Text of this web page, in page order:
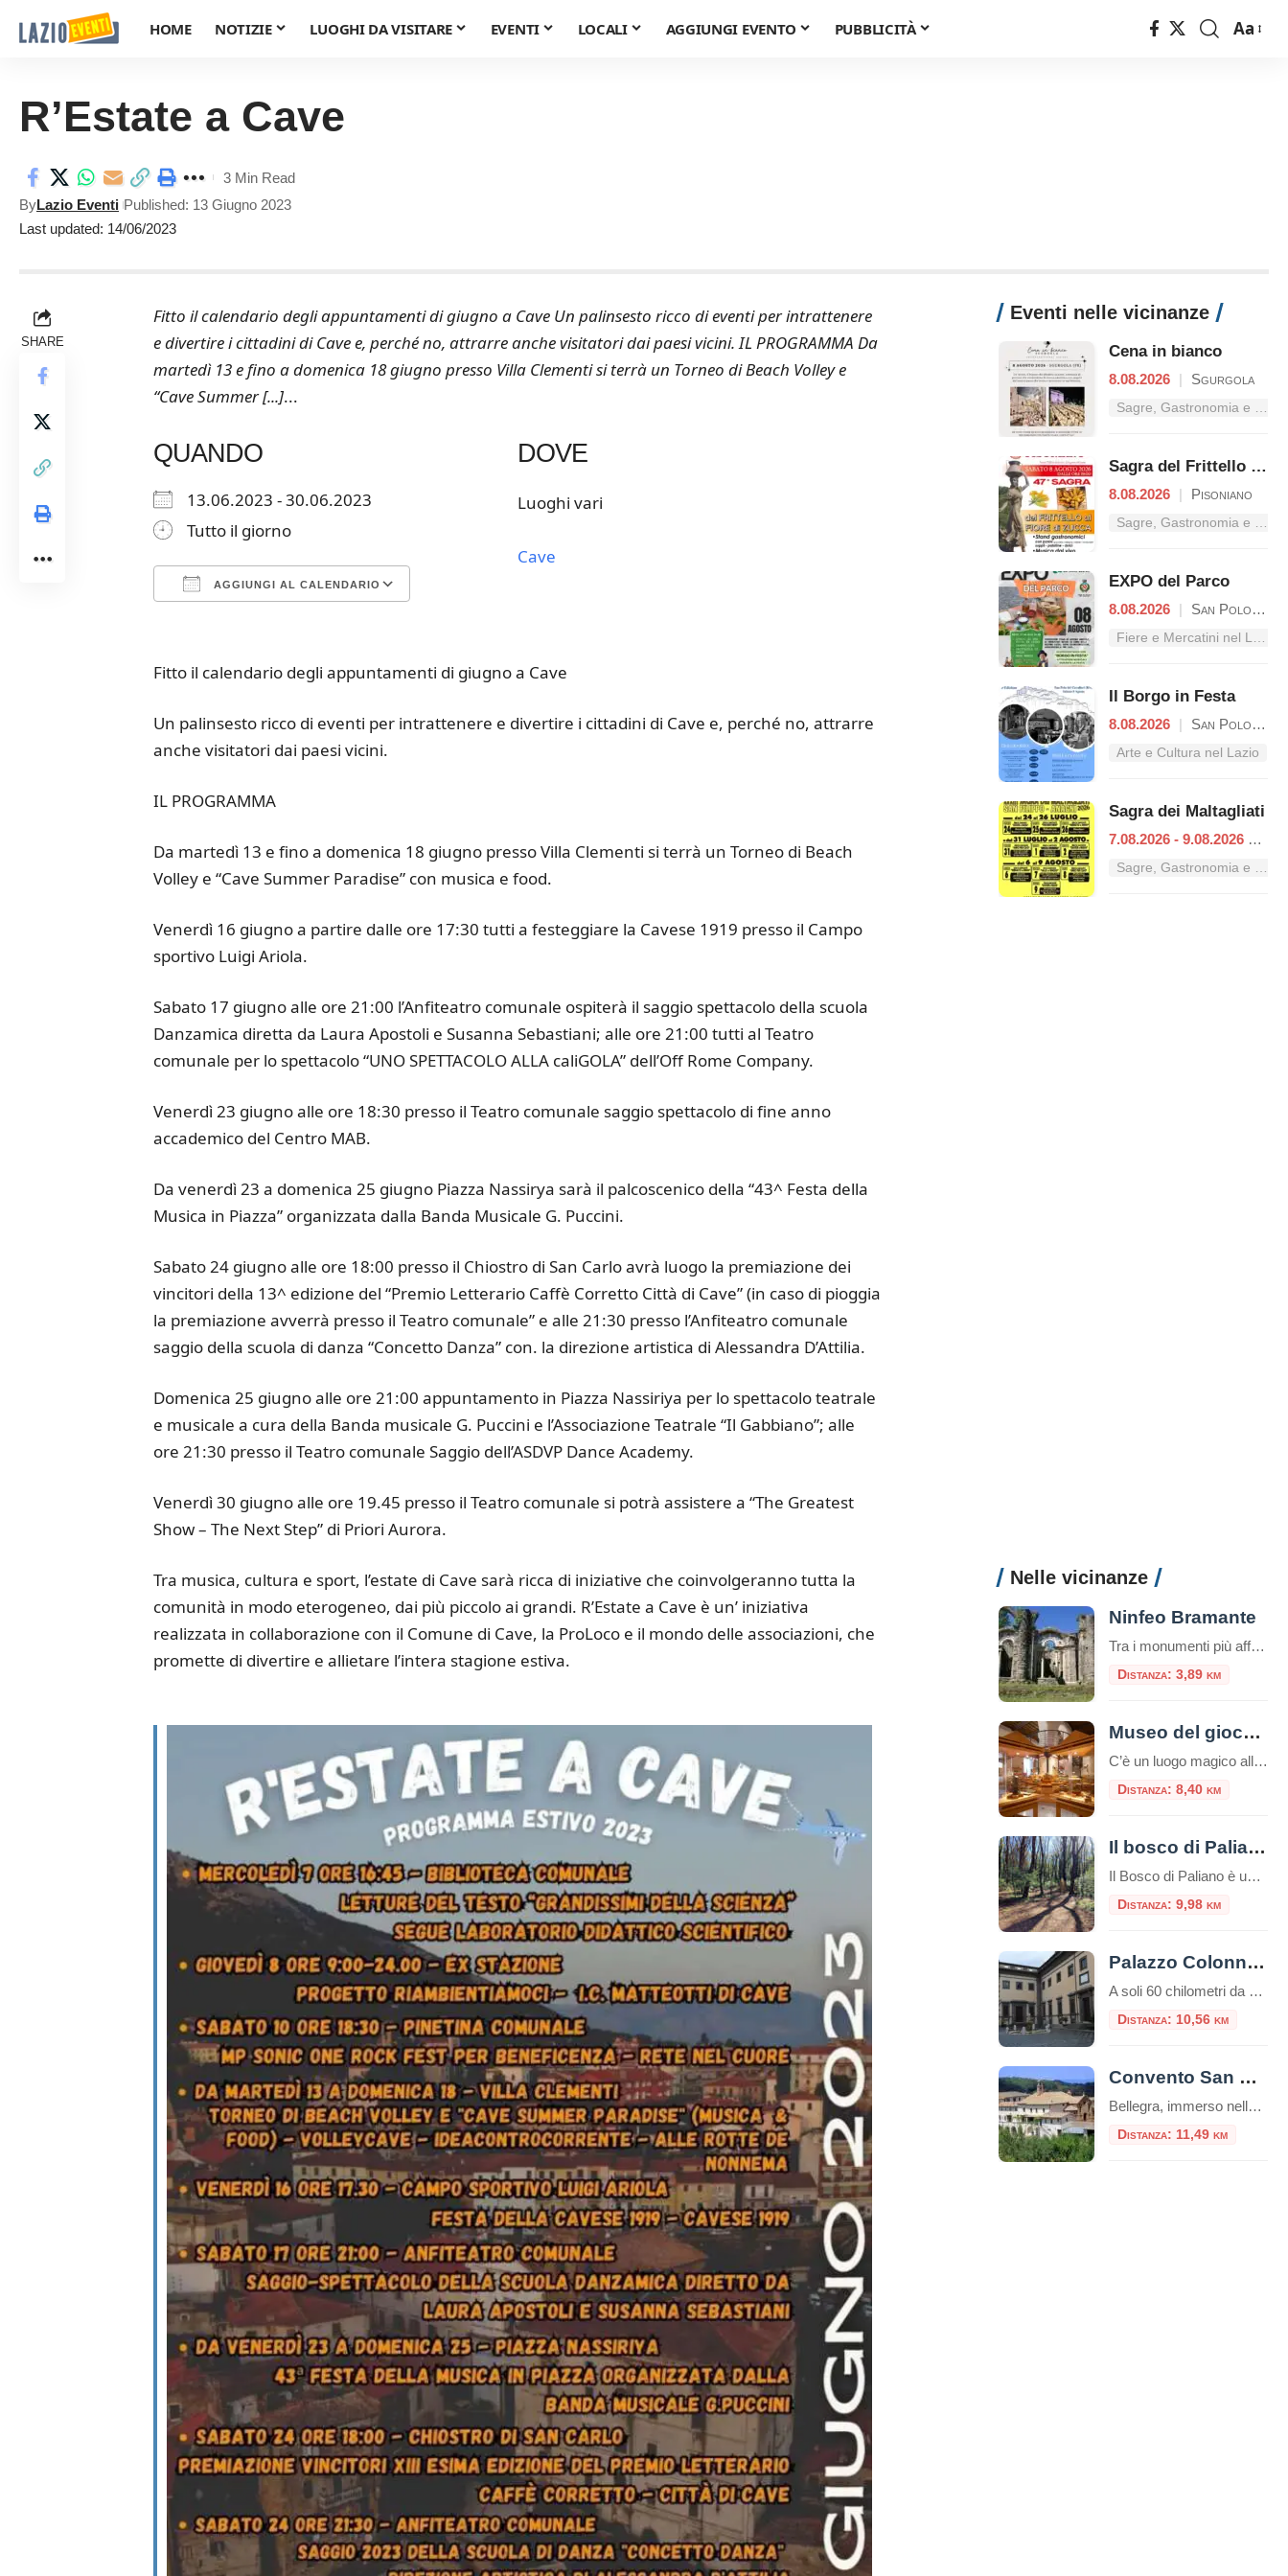
HOME NOTIZIE LUOGHI DA VISITARE EVENTI LOCALI AGGIUNGI EVENTO PUBBLICITÀ
Font
Aa
R’Estate a Cave
Last updated: 14/06/2023
ByLazio Eventi Published: 13 Giugno 2023
3 Min Read
SHARE
Fitto il calendario degli appuntamenti di giugno a Cave Un palinsesto ricco di eventi per intrattenere
e divertire i cittadini di Cave e, perché no, attrarre anche visitatori dai paesi vicini. IL PROGRAMMA Da
martedì 13 e fino a domenica 18 giugno presso Villa Clementi si terrà un Torneo di Beach Volley e
“Cave Summer [...]...
QUANDO
13.06.2023 - 30.06.2023
Tutto il giorno
AGGIUNGI AL CALENDARIO
DOVE
Luoghi vari
Cave
Fitto il calendario degli appuntamenti di giugno a Cave
Un palinsesto ricco di eventi per intrattenere e divertire i cittadini di Cave e, perché no, attrarre
anche visitatori dai paesi vicini.
IL PROGRAMMA
Da martedì 13 e fino a domenica 18 giugno presso Villa Clementi si terrà un Torneo di Beach
Volley e “Cave Summer Paradise” con musica e food.
Venerdì 16 giugno a partire dalle ore 17:30 tutti a festeggiare la Cavese 1919 presso il Campo
sportivo Luigi Ariola.
Sabato 17 giugno alle ore 21:00 l’Anfiteatro comunale ospiterà il saggio spettacolo della scuola
Danzamica diretta da Laura Apostoli e Susanna Sebastiani; alle ore 21:00 tutti al Teatro
comunale per lo spettacolo “UNO SPETTACOLO ALLA caliGOLA” dell’Off Rome Company.
Venerdì 23 giugno alle ore 18:30 presso il Teatro comunale saggio spettacolo di fine anno
accademico del Centro MAB.
Da venerdì 23 a domenica 25 giugno Piazza Nassirya sarà il palcoscenico della “43^ Festa della
Musica in Piazza” organizzata dalla Banda Musicale G. Puccini.
Sabato 24 giugno alle ore 18:00 presso il Chiostro di San Carlo avrà luogo la premiazione dei
vincitori della 13^ edizione del “Premio Letterario Caffè Corretto Città di Cave” (in caso di pioggia
la premiazione avverrà presso il Teatro comunale” e alle 21:30 presso l’Anfiteatro comunale
saggio della scuola di danza “Concetto Danza” con. la direzione artistica di Alessandra D’Attilia.
Domenica 25 giugno alle ore 21:00 appuntamento in Piazza Nassiriya per lo spettacolo teatrale
e musicale a cura della Banda musicale G. Puccini e l’Associazione Teatrale “Il Gabbiano”; alle
ore 21:30 presso il Teatro comunale Saggio dell’ASDVP Dance Academy.
Venerdì 30 giugno alle ore 19.45 presso il Teatro comunale si potrà assistere a “The Greatest
Show – The Next Step” di Priori Aurora.
Tra musica, cultura e sport, l’estate di Cave sarà ricca di iniziative che coinvolgeranno tutta la
comunità in modo eterogeneo, dai più piccolo ai grandi. R’Estate a Cave è un’ iniziativa
realizzata in collaborazione con il Comune di Cave, la ProLoco e il mondo delle associazioni, che
promette di divertire e allietare l’intera stagione estiva.
Eventi nelle vicinanze
Cena in bianco
8.08.2026 | Sgurgola
Sagre, Gastronomia e Tradizioni nel Lazio
Sagra del Frittello al Fiore di Zucca
8.08.2026 | Pisoniano
Sagre, Gastronomia e Tradizioni nel Lazio
EXPO del Parco
8.08.2026 | San Polo dei Cavalieri
Fiere e Mercatini nel Lazio
Il Borgo in Festa
8.08.2026 | San Polo dei Cavalieri
Arte e Cultura nel Lazio
Sagra dei Maltagliati
7.08.2026 - 9.08.2026 |
Sagre, Gastronomia e Tradizioni nel Lazio
Nelle vicinanze
Ninfeo Bramante
Tra i monumenti più affascinanti di Genazzano vi è il “Ninfeo”. Il cosiddetto “Ninfeo di Bramante” di Genazzano fu commissionato, dai Colonna, nei primi decenni del Cinquecento ad opera di maestranze bramantesche con l'idea di realizzare
Distanza: 3,89 km
Museo del giocattolo di Zagarolo
C’è un luogo magico alle porte di Roma dove il tempo sembra essersi fermato, un posto dove i ricordi prendono forma e i sogni dell’infanzia sono conservati con cura. Stiamo parlando del Museo del Giocattolo di Zagarolo, uno scrigno di tesori che affascina non solo i bambini, ma anche e soprattutto gli adulti, trasportandoli in […]
Distanza: 8,40 km
Il bosco di Paliano
Il Bosco di Paliano è una area boschiva dedicata allo svago nella natura, nel profondo rispetto della stessa e all’insegna della eco-sostenibilità e della green economy. 30 ettari di verde, 5 km di sentieri. Uno spazio verde eco-sostenibile
Distanza: 9,98 km
Palazzo Colonna di Paliano
A soli 60 chilometri da Roma, nel suggestivo borgo di Paliano, sorge uno dei tesori meno conosciuti ma più affascinanti del patrimonio storico italiano: Palazzo Colonna. Questa dimora seicentesca rappresenta da oltre quattro secoli la residenza di campagna del ramo principale della nobile famiglia Colonna, una delle più antiche e influenti casate romane. Affacciato sulla […]
Distanza: 10,56 km
Convento San Francesco a Bellegra
Bellegra, immerso nella natura della campagna romana. Qui fece una sosta San Francesco nell’anno 1223, mentre era diretto all’Abbazia di Subiaco. Francesco restò colpito dalla cornice suggestiva nella quale era immerso il luogo dove converti i tre ladroni trovate le sepolture nel restauro dei interni della Chiesa nel 1970. Incastonato nel verde dei castagni e […]
Distanza: 11,49 km